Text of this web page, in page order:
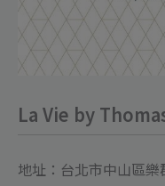
La Vie by
地址：台北市中山區
睿
麗
餐
代
位